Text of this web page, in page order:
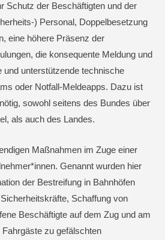
Schutz der Beschäftigten und der
) Personal, Doppelbesetzung
eine höhere Präsenz der
die konsequente Meldung und
und unterstützende technische
oder Notfall-Meldeapps. Dazu ist
sowohl seitens des Bundes über
als auch des Landes.
Maßnahmen im Zuge einer
Genannt wurden hier
der Bestreifung in Bahnhöfen
Schaffung von
Beschäftigte auf dem Zug und am
zu gefälschten